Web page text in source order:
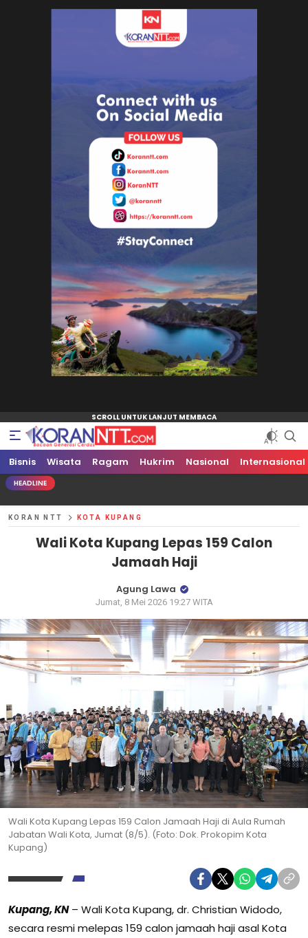
Koran NTT
Bacaan Generasi Cerdas
Bisnis Wisata Ragam Hukrim Nasional Internasional
HEADLINE
KORAN NTT KOTA KUPANG
Wali Kota Kupang Lepas 159 Calon
Jamaah Haji
Agung Lawa
Jumat, 8 Mei 2026 19:27 WITA
Wali Kota Kupang Lepas 159 Calon Jamaah Haji di Aula Rumah
Jabatan Wali Kota, Jumat (8/5). (Foto: Dok. Prokopim Kota
Kupang)
Kupang, KN– Wali Kota Kupang, dr. Christian Widodo,
secara resmi melepas 159 calon jamaah haji asal Kota